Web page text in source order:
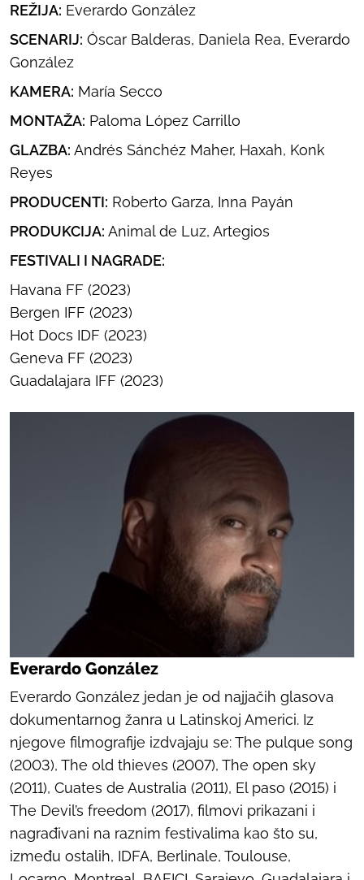
REŽIJA: Everardo González
SCENARIJ: Óscar Balderas, Daniela Rea, Everardo
González
KAMERA: María Secco
MONTAŽA: Paloma López Carrillo
GLAZBA: Andrés Sánchéz Maher, Haxah, Konk
Reyes
PRODUCENTI: Roberto Garza, Inna Payán
PRODUKCIJA: Animal de Luz, Artegios
FESTIVALI I NAGRADE:
Havana FF (2023)
Bergen IFF (2023)
Hot Docs IDF (2023)
Geneva FF (2023)
Guadalajara IFF (2023)
Everardo González
Everardo González jedan je od najjačih glasova
dokumentarnog žanra u Latinskoj Americi. Iz
njegove filmografije izdvajaju se: The pulque song
(2003), The old thieves (2007), The open sky
(2011), Cuates de Australia (2011), El paso (2015) i
The Devil’s freedom (2017), filmovi prikazani i
nagrađivani na raznim festivalima kao što su,
između ostalih, IDFA, Berlinale, Toulouse,